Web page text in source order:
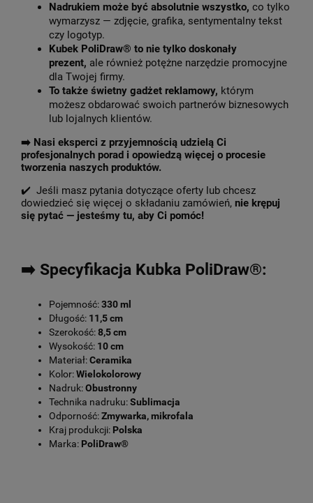
Nadrukiem może być absolutnie wszystko, co tylko
wymarzysz — zdjęcie, grafika, sentymentalny tekst
czy logotyp.
Kubek PoliDraw® to nie tylko doskonały
prezent, ale również potężne narzędzie promocyjne
dla Twojej firmy.
To także świetny gadżet reklamowy, którym
możesz obdarować swoich partnerów biznesowych
lub lojalnych klientów.
➡️ Nasi eksperci z przyjemnością udzielą Ci
profesjonalnych porad i opowiedzą więcej o procesie
tworzenia naszych produktów.
✔️ Jeśli masz pytania dotyczące oferty lub chcesz
dowiedzieć się więcej o składaniu zamówień, nie krępuj
się pytać — jesteśmy tu, aby Ci pomóc!
➡️ Specyfikacja Kubka PoliDraw®:
Pojemność:330 ml
Długość: 11,5 cm
Szerokość:8,5 cm
Wysokość: 10 cm
Materiał:Ceramika
Kolor:Wielokolorowy
Nadruk:Obustronny
Technika nadruku:Sublimacja
Odporność:Zmywarka, mikrofala
Kraj produkcji: Polska
Marka: PoliDraw®